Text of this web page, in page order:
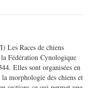
Les Races de chiens
Fédération Cynologique
Elles sont organisées en
morphologie des chiens et